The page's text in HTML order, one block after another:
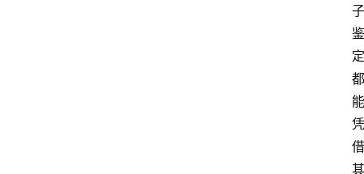
子
鉴
定
都
能
凭
借
其